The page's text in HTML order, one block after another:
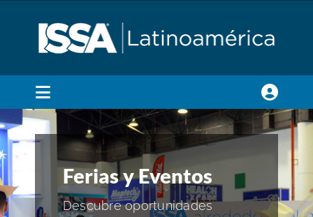
Toggle
Navigation
Membresía
Certificación y Capacitación
Ferias y Eventos
Descubre oportunidades